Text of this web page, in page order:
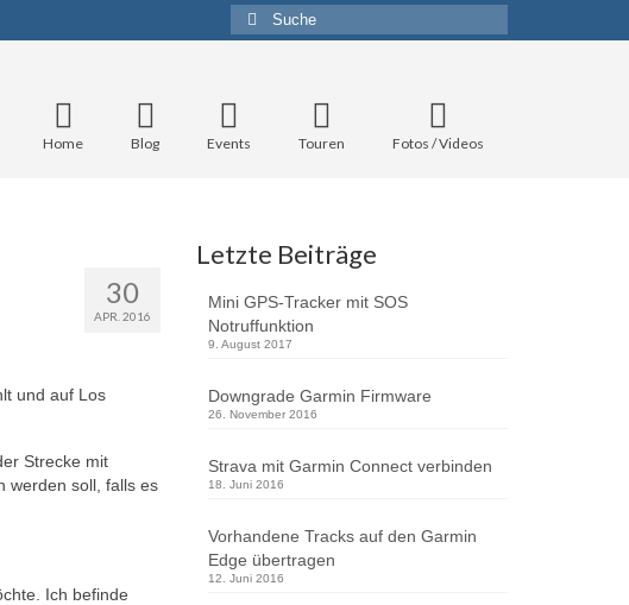
Suche
nach:
Home Blog Events Touren Fotos / Videos
30
APR. 2016
und auf Los
Strecke mit
werden soll, falls es
Ich befinde
Letzte Beiträge
Mini GPS-Tracker mit SOS
Notruffunktion
9. August 2017
Downgrade Garmin Firmware
26. November 2016
Strava mit Garmin Connect verbinden
18. Juni 2016
Vorhandene Tracks auf den Garmin
Edge übertragen
12. Juni 2016